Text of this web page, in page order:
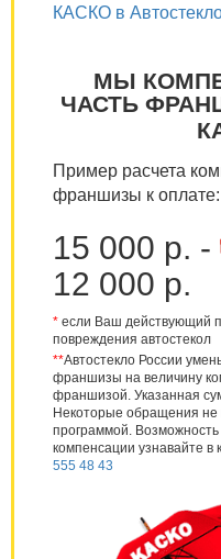
КАСКО в
МЫ
ЧАСТЬ
Пример расчета
франшизы к оплате:
15 000 р. -
12 000 р.
* если Ваш действующий
повреждения автостекол
**Автостекло России
франшизы на величину
франшизой. Указанная
Некоторые обращения не
программой.
компенсации узнавайте в
555 48 43